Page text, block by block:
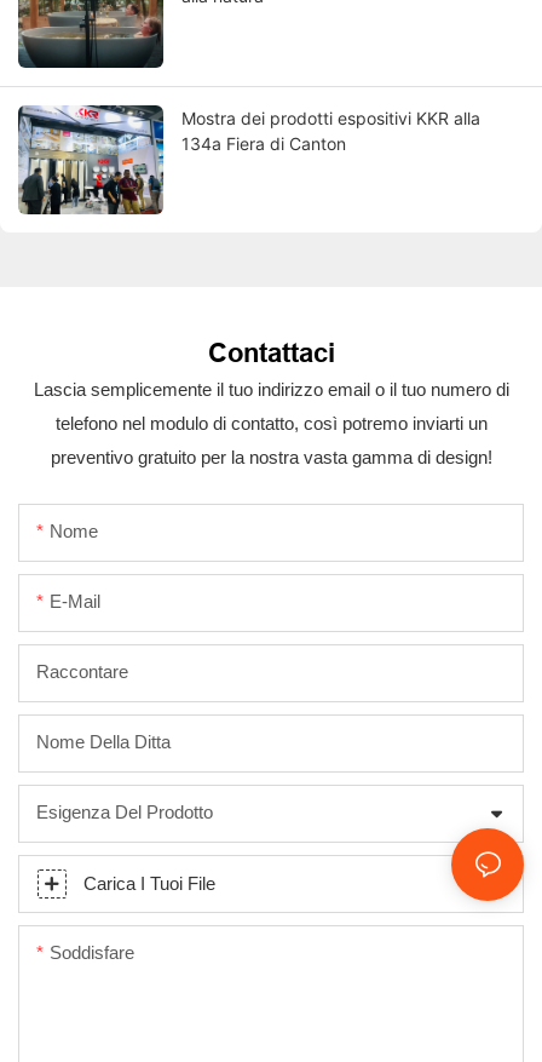
Mostra dei prodotti espositivi KKR alla
134a Fiera di Canton
Contattaci
Lascia semplicemente il tuo indirizzo email o il tuo numero di
telefono nel modulo di contatto, così potremo inviarti un
preventivo gratuito per la nostra vasta gamma di design!
Nome
E-Mail
Raccontare
Nome Della Ditta
Esigenza Del Prodotto
Carica I Tuoi File
Soddisfare